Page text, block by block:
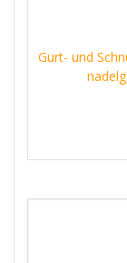
Gurt- und